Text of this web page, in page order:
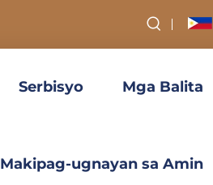
Serbisyo Mga Balita
Makipag-ugnayan sa Amin